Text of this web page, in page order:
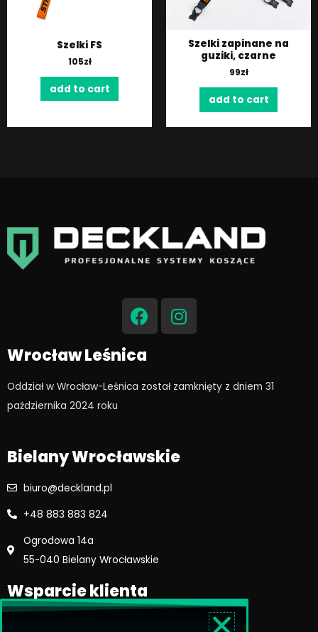
Szelki FS
105zł
add to cart
Szelki zapinane na
guziki, czarne
99zł
add to cart
F
a
c
e
b
o
I
n
s
g
Wrocław Leśnica
Oddział w Wrocław-Leśnica został zamknięty z dniem 31
października 2024 roku​
Bielany Wrocławskie
biuro@deckland.pl
+48 883 883 824
Ogrodowa 14a
55-040 Bielany Wrocławskie
Wsparcie klienta